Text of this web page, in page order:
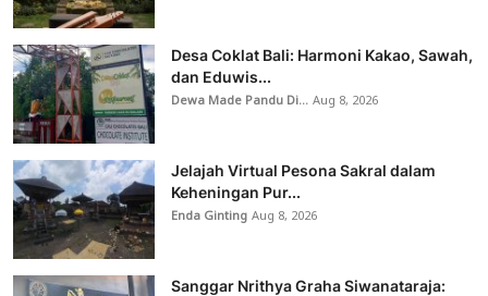
Desa Coklat Bali: Harmoni Kakao, Sawah,
dan Eduwis...
Dewa Made Pandu Di...Aug 8, 2026
Jelajah Virtual Pesona Sakral dalam
Keheningan Pur...
Enda GintingAug 8, 2026
Sanggar Nrithya Graha Siwanataraja: